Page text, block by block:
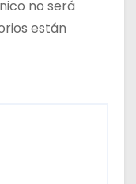
no será
están